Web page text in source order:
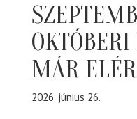
MÁR
2026. június 26.